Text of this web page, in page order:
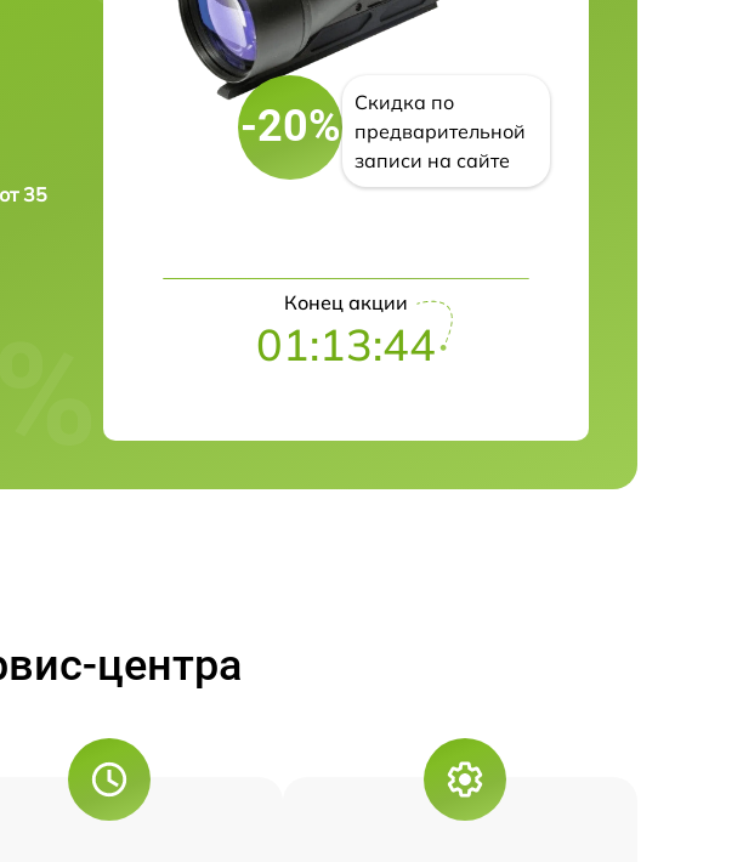
35
-20%
Скидка по
предварительной
записи на сайте
Конец акции
01:13:43
центра